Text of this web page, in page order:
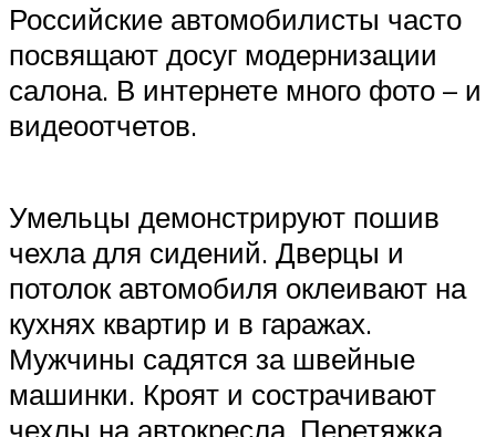
Российские автомобилисты часто
посвящают досуг модернизации
салона. В интернете много фото – и
видеоотчетов.
Умельцы демонстрируют пошив
чехла для сидений. Дверцы и
потолок автомобиля оклеивают на
кухнях квартир и в гаражах.
Мужчины садятся за швейные
машинки. Кроят и сострачивают
чехлы на автокресла. Перетяжка